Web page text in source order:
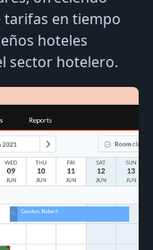
tarifas en tiempo
hoteles
sector hotelero.